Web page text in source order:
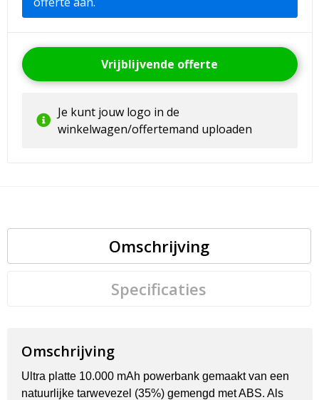
Vrijblijvende offerte
Je kunt jouw logo in de
winkelwagen/offertemand uploaden
Omschrijving
Specificaties
Omschrijving
Ultra platte 10.000 mAh powerbank gemaakt van een
natuurlijke tarwevezel (35%) gemengd met ABS. Als